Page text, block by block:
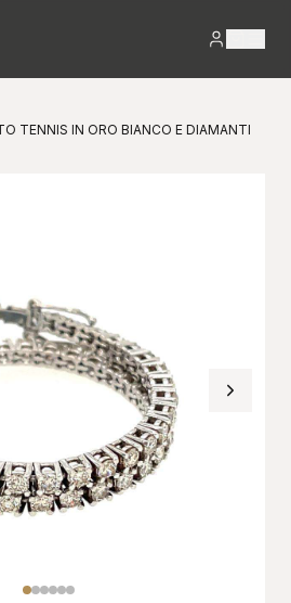
TENNIS IN ORO BIANCO E DIAMANTI